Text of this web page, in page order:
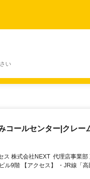
い
コールセンター|クレー
場」駅 徒歩13分
徒歩9分 ・西武新宿線「下落合」